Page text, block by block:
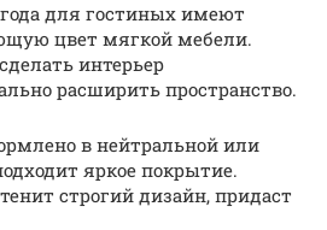
для гостиных имеют
цвет мягкой мебели.
интерьер
расширить пространство.
в нейтральной или
яркое покрытие.
строгий дизайн, придаст